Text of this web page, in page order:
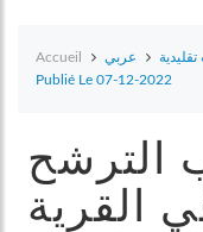
Accueil عربي
Publié Le 07-12-2022
الترشح
القرية